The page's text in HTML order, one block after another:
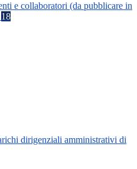
e collaboratori (da pubblicare in
18
dirigenziali amministrativi di